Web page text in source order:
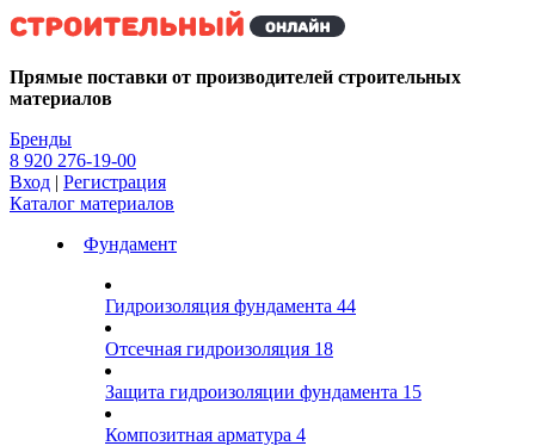
Kg
Прямые поставки от производителей строительных
материалов
Бренды
8 920 276-19-00
Вход | Регистрация
Каталог материалов
Фундамент
Гидроизоляция фундамента 44
Отсечная гидроизоляция 18
Защита гидроизоляции фундамента 15
Композитная арматура 4